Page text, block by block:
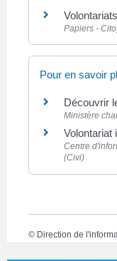
Volontariats
Papiers -
Pour en savoir
Découvrir
Ministère
Volontariat
Centre
(Civi)
© Direction de